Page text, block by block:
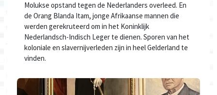
Molukse opstand tegen de Nederlanders overleed. En
de Orang Blanda Itam, jonge Afrikaanse mannen die
werden gerekruteerd om in het Koninklijk
Nederlandsch-Indisch Leger te dienen. Sporen van het
koloniale en slavernijverleden zijn in heel Gelderland te
vinden.